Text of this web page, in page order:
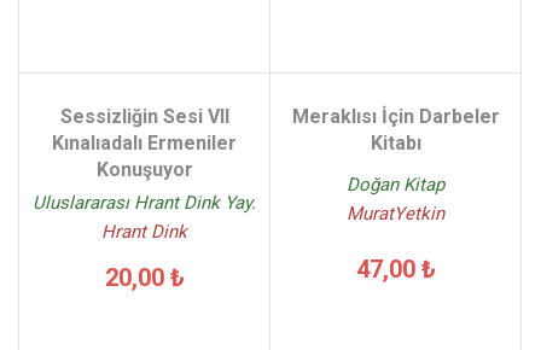
Sessizliğin Sesi VII
Kınalıadalı Ermeniler
Konuşuyor
Uluslararası Hrant Dink Yay.
Hrant Dink
20,00 ₺
Meraklısı İçin Darbeler
Kitabı
Doğan Kitap
MuratYetkin
47,00 ₺